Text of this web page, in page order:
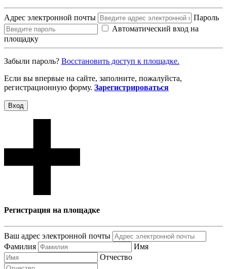
Адрес электронной почты
Пароль
Автоматический вход на
площадку
Забыли пароль? Восcтановить доступ к площадке.
Если вы впервые на сайте, заполните, пожалуйста,
регистрационную форму. Зарегистрироваться
Вход
Регистрация на площадке
Ваш адрес электронной почты
Фамилия
Имя
Отчество